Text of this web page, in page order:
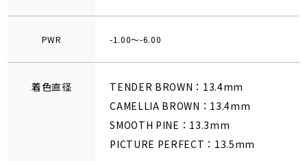
PWR -1.00～-6.00
着色直径
TENDER BROWN：13.4mm
CAMELLIA BROWN：13.4mm
SMOOTH PINE：13.3mm
PICTURE PERFECT：13.5mm